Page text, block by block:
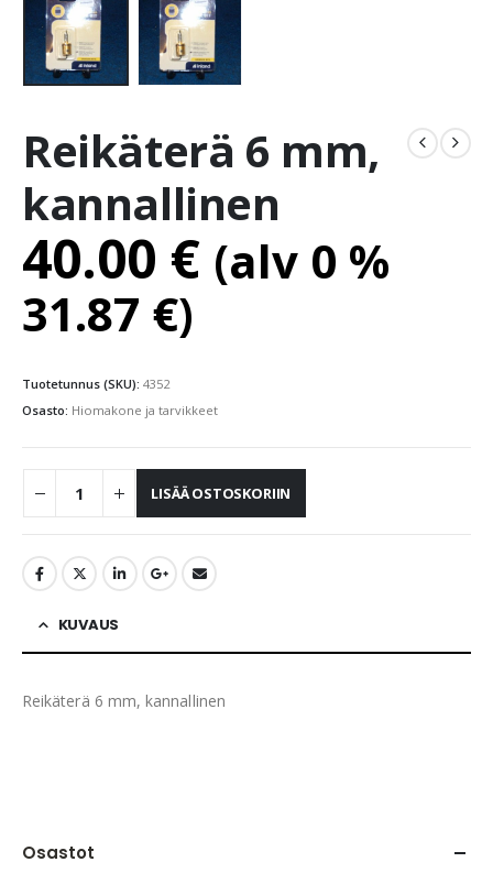
Reikäterä 6 mm,
kannallinen
40.00 € (alv 0 %
31.87 €)
Tuotetunnus (SKU): 4352
Osasto: Hiomakone ja tarvikkeet
LISÄÄ OSTOSKORIIN
KUVAUS
Reikäterä 6 mm, kannallinen
Osastot